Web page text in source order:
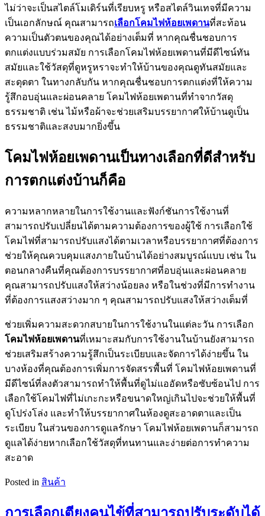
ไม่ว่าจะเป็นสไตล์โมเดิร์นที่เรียบหรู หรือสไตล์วินเทจที่มีความ
เป็นเอกลักษณ์ คุณสามารถเลือกโคมไฟห้อยเพดานที่สะท้อน
ความเป็นตัวตนของคุณได้อย่างเต็มที่ หากคุณชื่นชอบการ
ตกแต่งแบบร่วมสมัย การเลือกโคมไฟห้อยเพดานที่มีดีไซน์ทัน
สมัยและใช้วัสดุที่ดูหรูหราจะทำให้บ้านของคุณดูทันสมัยและ
สะดุดตา ในทางกลับกัน หากคุณชื่นชอบการตกแต่งที่ให้ความ
รู้สึกอบอุ่นและผ่อนคลาย โคมไฟห้อยเพดานที่ทำจากวัสดุ
ธรรมชาติ เช่น ไม้หรือผ้าจะช่วยเสริมบรรยากาศให้บ้านดูเป็น
ธรรมชาติและสงบมากยิ่งขึ้น
โคมไฟห้อยเพดานเป็นทางเลือกที่ดีสำหรับ
การตกแต่งบ้านก็คือ
ความหลากหลายในการใช้งานและฟังก์ชันการใช้งานที่
สามารถปรับเปลี่ยนได้ตามความต้องการของผู้ใช้ การเลือกใช้
โคมไฟที่สามารถปรับแสงได้ตามเวลาหรือบรรยากาศที่ต้องการ
ช่วยให้คุณควบคุมแสงภายในบ้านได้อย่างสมบูรณ์แบบ เช่น ใน
ตอนกลางคืนที่คุณต้องการบรรยากาศที่อบอุ่นและผ่อนคลาย
คุณสามารถปรับแสงให้สว่างน้อยลง หรือในช่วงที่มีการทำงาน
ที่ต้องการแสงสว่างมาก ๆ คุณสามารถปรับแสงให้สว่างเต็มที่
ช่วยเพิ่มความสะดวกสบายในการใช้งานในแต่ละวัน การเลือก
โคมไฟห้อยเพดานที่เหมาะสมกับการใช้งานในบ้านยังสามารถ
ช่วยเสริมสร้างความรู้สึกเป็นระเบียบและจัดการได้ง่ายขึ้น ใน
บางห้องที่คุณต้องการเพิ่มการจัดสรรพื้นที่ โคมไฟห้อยเพดานที่
มีดีไซน์ที่ลงตัวสามารถทำให้พื้นที่ดูไม่แออัดหรือซับซ้อนไป การ
เลือกใช้โคมไฟที่ไม่เกะกะหรือขนาดใหญ่เกินไปจะช่วยให้พื้นที่
ดูโปร่งโล่ง และทำให้บรรยากาศในห้องดูสะอาดตาและเป็น
ระเบียบ ในส่วนของการดูแลรักษา โคมไฟห้อยเพดานก็สามารถ
ดูแลได้ง่ายหากเลือกใช้วัสดุที่ทนทานและง่ายต่อการทำความ
สะอาด
Posted in สินค้า